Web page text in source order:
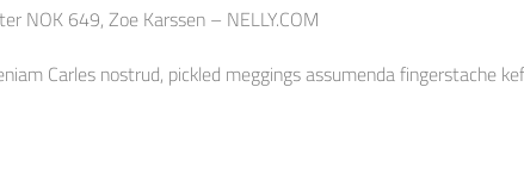
NOK 649, Zoe Karssen – NELLY.COM
Carles nostrud, pickled meggings assumenda fingerstache